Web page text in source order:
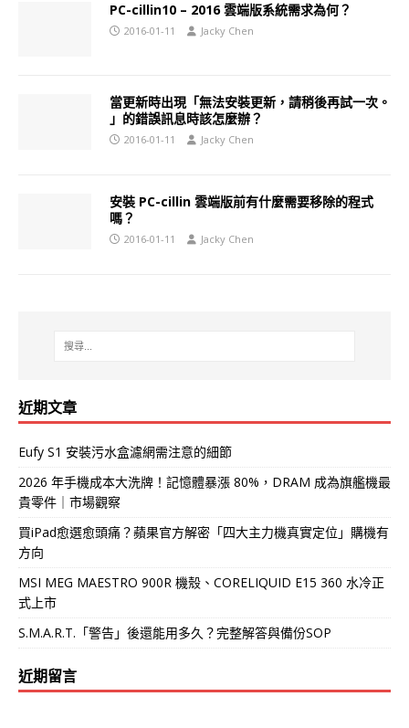
PC-cillin10 – 2016 雲端版系統需求為何？
2016-01-11 Jacky Chen
當更新時出現「無法安裝更新，請稍後再試一次。
」的錯誤訊息時該怎麼辦？
2016-01-11 Jacky Chen
安裝 PC-cillin 雲端版前有什麼需要移除的程式
嗎？
2016-01-11 Jacky Chen
近期文章
Eufy S1 安裝污水盒濾網需注意的細節
2026 年手機成本大洗牌！記憶體暴漲 80%，DRAM 成為旗艦機最
貴零件｜市場觀察
買iPad愈選愈頭痛？蘋果官方解密「四大主力機真實定位」購機有
方向
MSI MEG MAESTRO 900R 機殼、CORELIQUID E15 360 水冷正
式上市
S.M.A.R.T.「警告」後還能用多久？完整解答與備份SOP
近期留言